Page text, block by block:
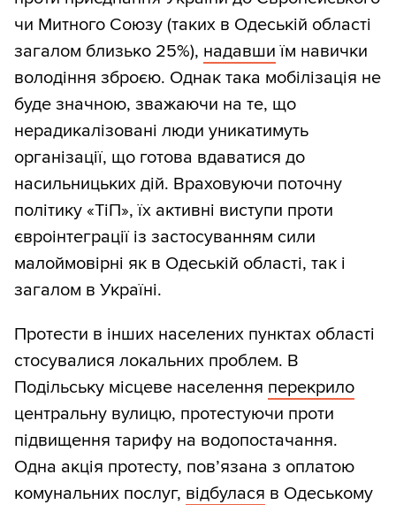
чи Митного Союзу (таких в Одеській області
загалом близько 25%), надавши їм навички
володіння зброєю. Однак така мобілізація не
буде значною, зважаючи на те, що
нерадикалізовані люди уникатимуть
організації, що готова вдаватися до
насильницьких дій. Враховуючи поточну
політику «ТіП», їх активні виступи проти
євроінтеграції із застосуванням сили
малоймовірні як в Одеській області, так і
загалом в Україні.
Протести в інших населених пунктах області
стосувалися локальних проблем. В
Подільську місцеве населення перекрило
центральну вулицю, протестуючи проти
підвищення тарифу на водопостачання.
Одна акція протесту, пов’язана з оплатою
комунальних послуг, відбулася в Одеському